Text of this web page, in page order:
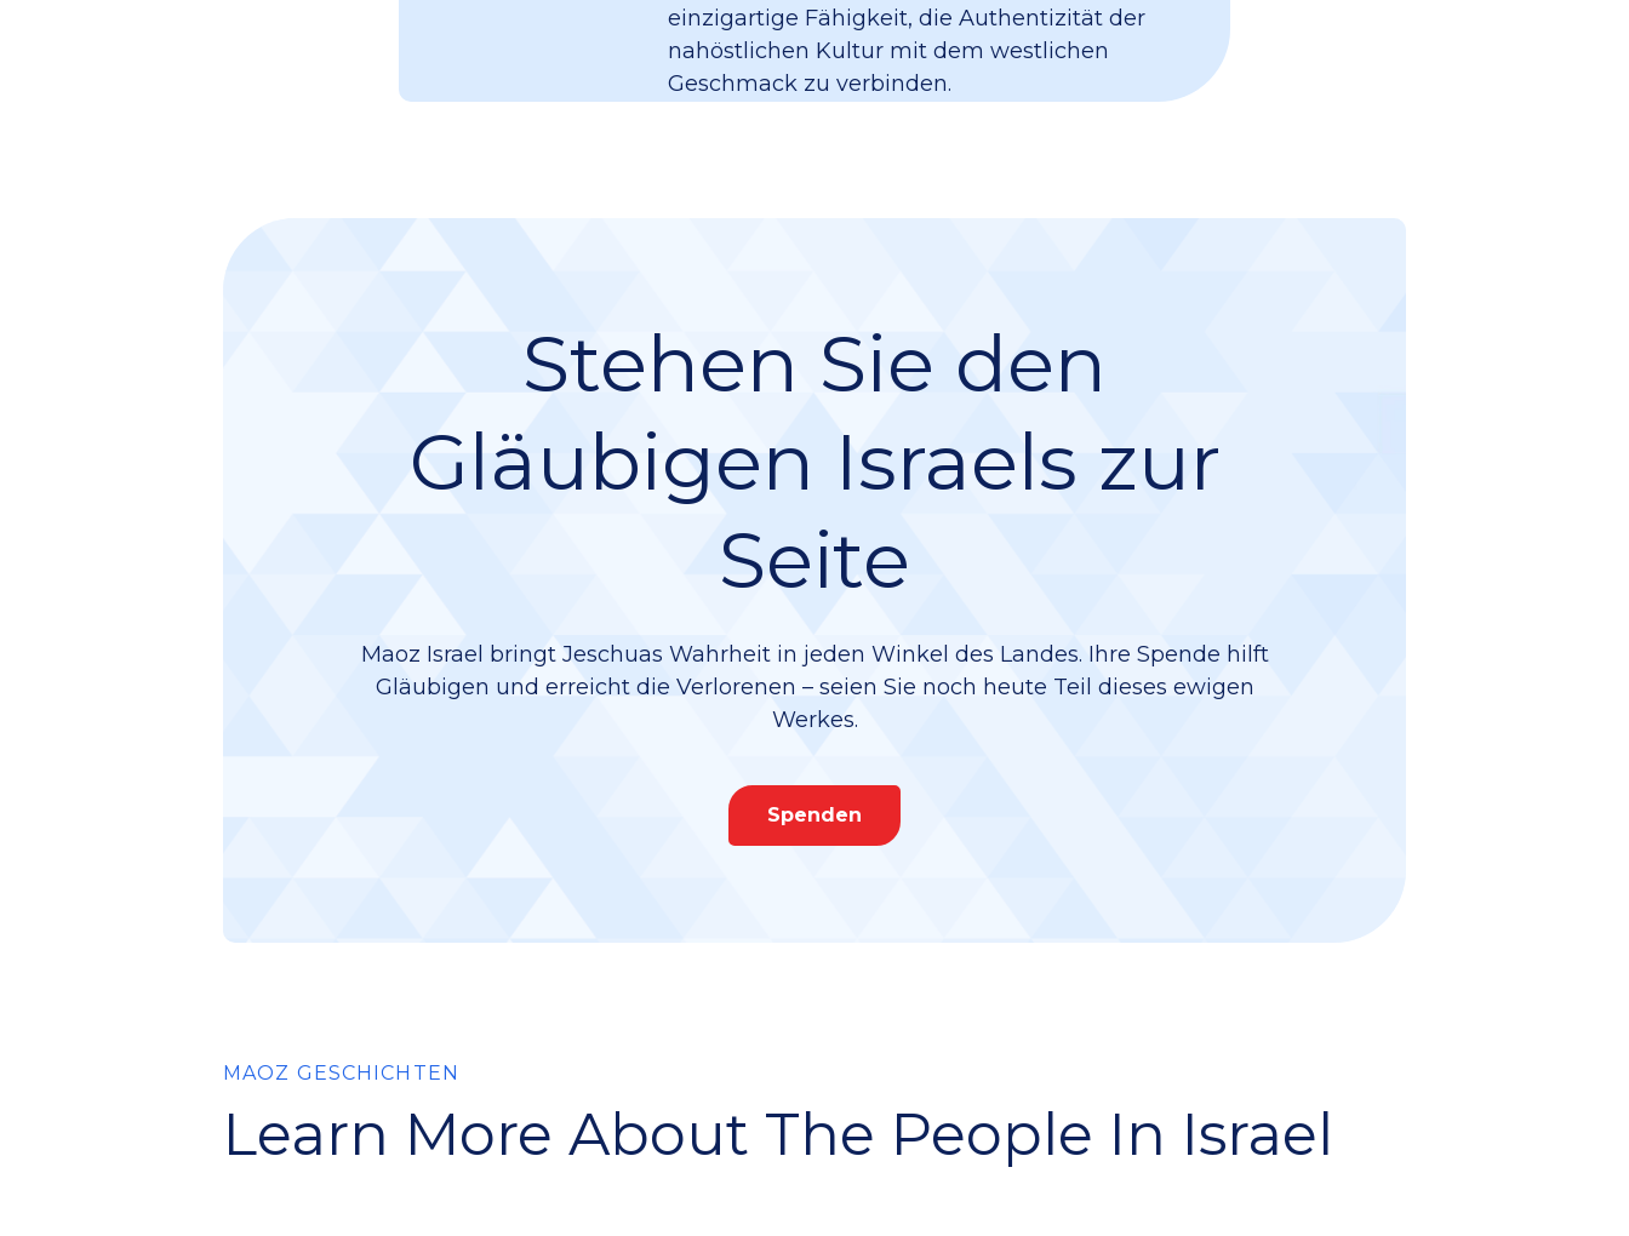
einzigartige Fähigkeit, die Authentizität der
nahöstlichen Kultur mit dem westlichen
Geschmack zu verbinden.
Stehen Sie den
Gläubigen Israels zur
Seite
Maoz Israel bringt Jeschuas Wahrheit in jeden Winkel des Landes. Ihre Spende hilft
Gläubigen und erreicht die Verlorenen – seien Sie noch heute Teil dieses ewigen
Werkes.
Spenden
MAOZ GESCHICHTEN
Learn More About The People In Israel